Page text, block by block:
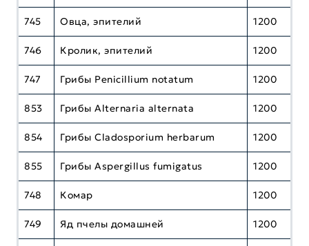
745 Овца, эпителий 1200
746 Кролик, эпителий 1200
747 Грибы Penicillium notatum 1200
853 Грибы Alternaria alternata 1200
854 Грибы Cladosporium herbarum 1200
855 Грибы Aspergillus fumigatus 1200
748 Комар 1200
749 Яд пчелы домашней 1200